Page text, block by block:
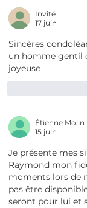
Invité
17 juin
Sincères
un homme gentil
joyeuse
Étienne Molin
15 juin
Je présente mes
Raymond mon
moments lors de
pas être
seront pour lui et